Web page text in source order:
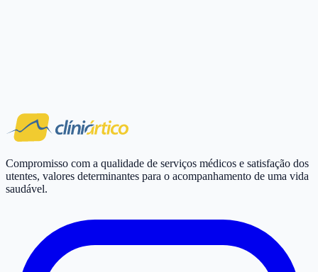
Compromisso com a qualidade de serviços médicos e satisfação dos
utentes, valores determinantes para o acompanhamento de uma vida
saudável.